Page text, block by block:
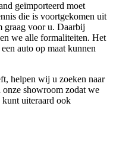
geïmporteerd moet
die is voortgekomen uit
graag voor u. Daarbij
we alle formaliteiten. Het
auto op maat kunnen
helpen wij u zoeken naar
showroom zodat we
kunt uiteraard ook